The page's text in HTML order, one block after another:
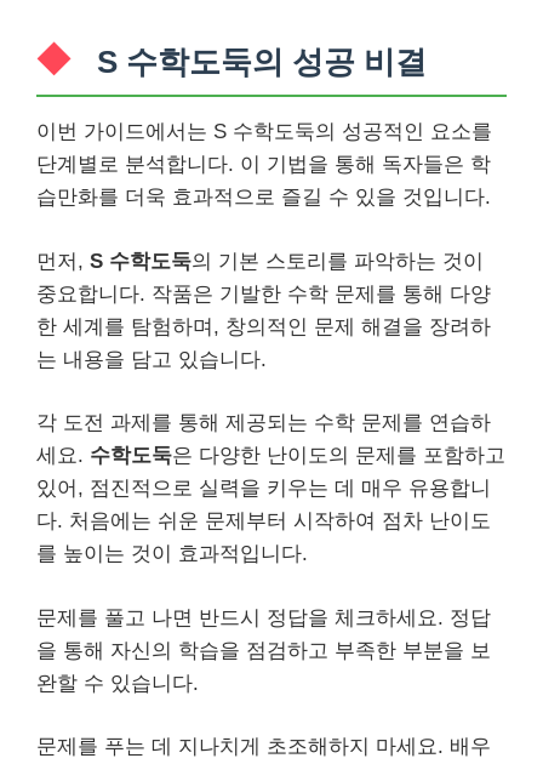
S 수학도둑의 성공 비결
이번 가이드에서는 S 수학도둑의 성공적인 요소를
단계별로 분석합니다. 이 기법을 통해 독자들은 학
습만화를 더욱 효과적으로 즐길 수 있을 것입니다.
먼저, S 수학도둑의 기본 스토리를 파악하는 것이
중요합니다. 작품은 기발한 수학 문제를 통해 다양
한 세계를 탐험하며, 창의적인 문제 해결을 장려하
는 내용을 담고 있습니다.
각 도전 과제를 통해 제공되는 수학 문제를 연습하
세요. 수학도둑은 다양한 난이도의 문제를 포함하고
있어, 점진적으로 실력을 키우는 데 매우 유용합니
다. 처음에는 쉬운 문제부터 시작하여 점차 난이도
를 높이는 것이 효과적입니다.
문제를 풀고 나면 반드시 정답을 체크하세요. 정답
을 통해 자신의 학습을 점검하고 부족한 부분을 보
완할 수 있습니다.
문제를 푸는 데 지나치게 초조해하지 마세요. 배우